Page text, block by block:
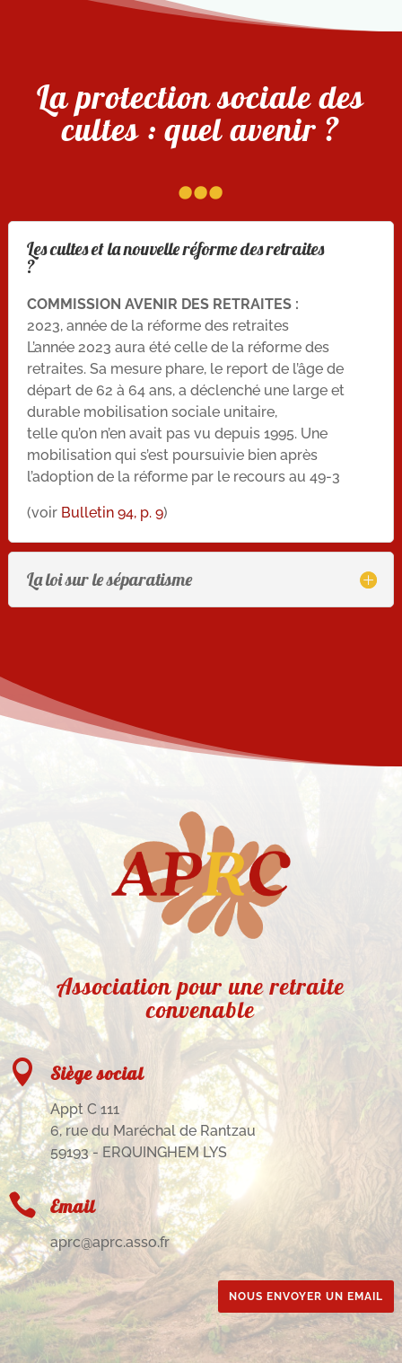
La protection sociale des
cultes : quel avenir ?
...
Les cultes et la nouvelle réforme des retraites
?
COMMISSION AVENIR DES RETRAITES :
2023, année de la réforme des retraites
L’année 2023 aura été celle de la réforme des
retraites. Sa mesure phare, le report de l’âge de
départ de 62 à 64 ans, a déclenché une large et
durable mobilisation sociale unitaire,
telle qu’on n’en avait pas vu depuis 1995. Une
mobilisation qui s’est poursuivie bien après
l’adoption de la réforme par le recours au 49-3
(voir Bulletin 94, p. 9)
La loi sur le séparatisme
Association pour une retraite
convenable
 Siège social
Appt C 111
6, rue du Maréchal de Rantzau
59193 - ERQUINGHEM LYS
 Email
aprc@aprc.asso.fr
NOUS ENVOYER UN EMAIL